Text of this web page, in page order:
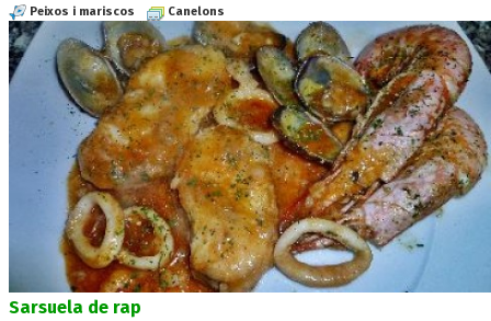
Peixos i mariscos Canelons
Sarsuela de rap